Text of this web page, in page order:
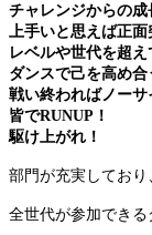
チャレンジからの成
上手いと思えば正
レベルや世代を超え
ダンスで己を高め合
戦い終わればノーサ
皆でRUNUP！
駆け上がれ！
部門が充実しており
全世代が参加できる